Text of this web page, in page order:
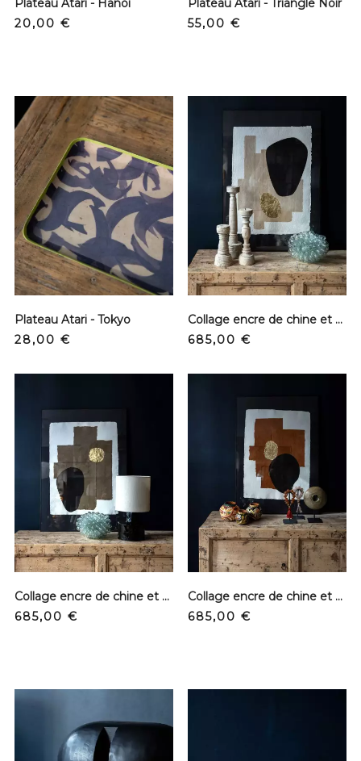
Plateau Atari - Hanoï
Prix
20,00 €
Plateau Atari - Triangle Noir
Prix
55,00 €
Plateau Atari - Tokyo
Prix
28,00 €
Collage encre de chine et papier - Ecru & dorée
Prix
685,00 €
Collage encre de chine et papier - Kaki & Dorée
Prix
685,00 €
Collage encre de chine et papier - Terra & Dorée
Prix
685,00 €